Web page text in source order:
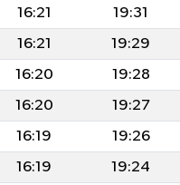
16:21 19:31
16:21 19:29
16:20 19:28
16:20 19:27
16:19 19:26
16:19 19:24